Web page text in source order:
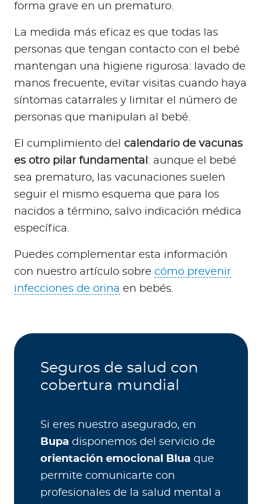
forma grave en un prematuro.
La medida más eficaz es que todas las
personas que tengan contacto con el bebé
mantengan una higiene rigurosa: lavado de
manos frecuente, evitar visitas cuando haya
síntomas catarrales y limitar el número de
personas que manipulan al bebé.
El cumplimiento del calendario de vacunas
es otro pilar fundamental : aunque el bebé
sea prematuro, las vacunaciones suelen
seguir el mismo esquema que para los
nacidos a término, salvo indicación médica
específica.
Puedes complementar esta información
con nuestro artículo sobre cómo prevenir
infecciones de orina en bebés.
Seguros de salud con
cobertura mundial
Si eres nuestro asegurado, en
Bupa disponemos del servicio de
orientación emocional Blua que
permite comunicarte con
profesionales de la salud mental a